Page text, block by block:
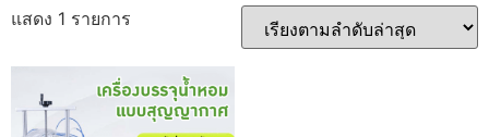
แสดง 1 รายการ